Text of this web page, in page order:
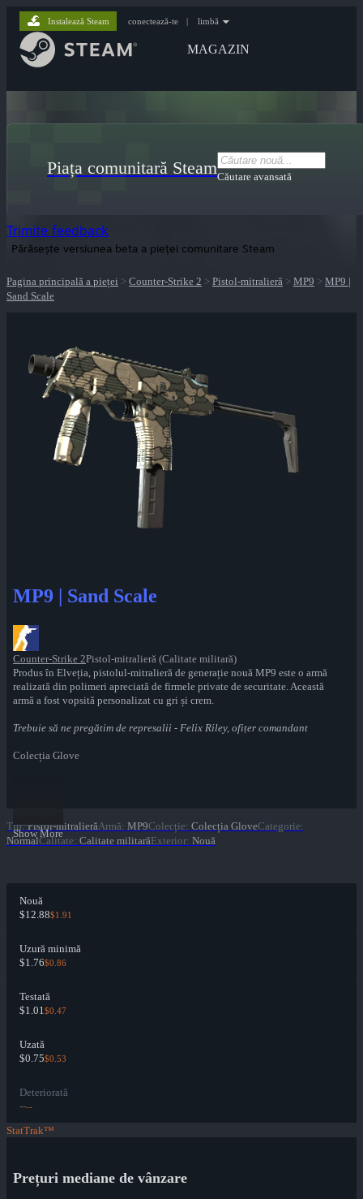
MAGAZIN
Instalează Steam conectează-te | limbă
Piața comunitară SteamCăutare avansată
Trimite feedback
Părăsește versiunea beta a pieței comunitare Steam
Pagina principală a pieței > Counter-Strike 2 > Pistol-mitralieră > MP9 > MP9 |
Sand Scale
MP9 | Sand Scale
Counter-Strike 2Pistol-mitralieră (Calitate militară)
Produs în Elveția, pistolul-mitralieră de generație nouă MP9 este o armă
realizată din polimeri apreciată de firmele private de securitate. Această
armă a fost vopsită personalizat cu gri și crem.
Trebuie să ne pregătim de represalii - Felix Riley, ofițer comandant
Colecția Glove
Show More
Tip: Pistol-mitralierăArmă: MP9Colecție: Colecția GloveCategorie:
NormalCalitate: Calitate militarăExterior: Nouă
Nouă
$12.88$1.91
Uzură minimă
$1.76$0.86
Testată
$1.01$0.47
Uzată
$0.75$0.53
Deteriorată
----
StatTrak™
Prețuri mediane de vânzare